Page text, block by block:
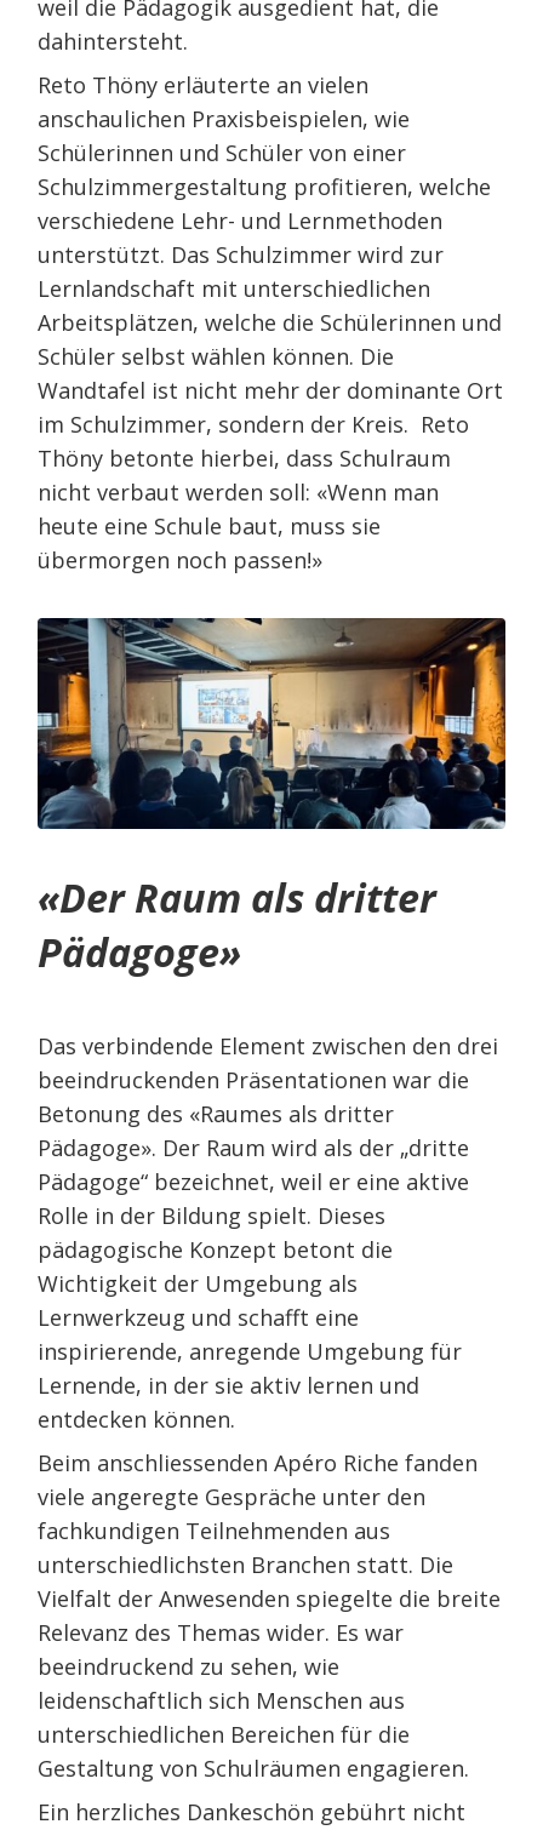
weil die Pädagogik ausgedient hat, die
dahintersteht.
Reto Thöny erläuterte an vielen
anschaulichen Praxisbeispielen, wie
Schülerinnen und Schüler von einer
Schulzimmergestaltung profitieren, welche
verschiedene Lehr- und Lernmethoden
unterstützt. Das Schulzimmer wird zur
Lernlandschaft mit unterschiedlichen
Arbeitsplätzen, welche die Schülerinnen und
Schüler selbst wählen können. Die
Wandtafel ist nicht mehr der dominante Ort
im Schulzimmer, sondern der Kreis. Reto
Thöny betonte hierbei, dass Schulraum
nicht verbaut werden soll: «Wenn man
heute eine Schule baut, muss sie
übermorgen noch passen!»
«Der Raum als dritter
Pädagoge»
Das verbindende Element zwischen den drei
beeindruckenden Präsentationen war die
Betonung des «Raumes als dritter
Pädagoge». Der Raum wird als der „dritte
Pädagoge“ bezeichnet, weil er eine aktive
Rolle in der Bildung spielt. Dieses
pädagogische Konzept betont die
Wichtigkeit der Umgebung als
Lernwerkzeug und schafft eine
inspirierende, anregende Umgebung für
Lernende, in der sie aktiv lernen und
entdecken können.
Beim anschliessenden Apéro Riche fanden
viele angeregte Gespräche unter den
fachkundigen Teilnehmenden aus
unterschiedlichsten Branchen statt. Die
Vielfalt der Anwesenden spiegelte die breite
Relevanz des Themas wider. Es war
beeindruckend zu sehen, wie
leidenschaftlich sich Menschen aus
unterschiedlichen Bereichen für die
Gestaltung von Schulräumen engagieren.
Ein herzliches Dankeschön gebührt nicht